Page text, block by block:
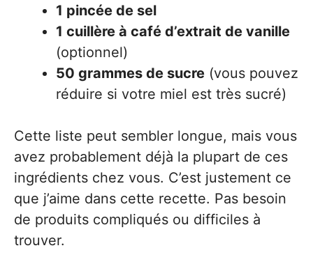
1 pincée de sel
1 cuillère à café d’extrait de vanille
(optionnel)
50 grammes de sucre (vous pouvez
réduire si votre miel est très sucré)
Cette liste peut sembler longue, mais vous
avez probablement déjà la plupart de ces
ingrédients chez vous. C’est justement ce
que j’aime dans cette recette. Pas besoin
de produits compliqués ou difficiles à
trouver.